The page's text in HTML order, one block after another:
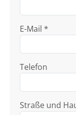
E-Mail *
Telefon
Straße und